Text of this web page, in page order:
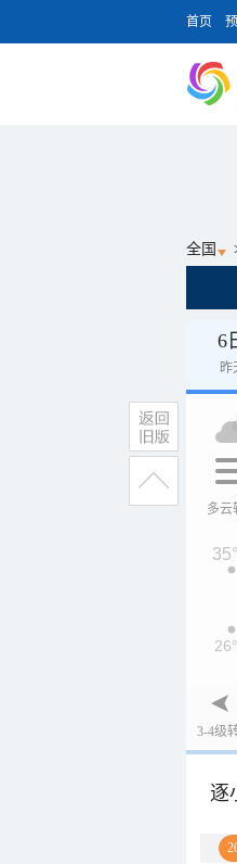
首页
全国
6
昨
多云
3-4级
逐